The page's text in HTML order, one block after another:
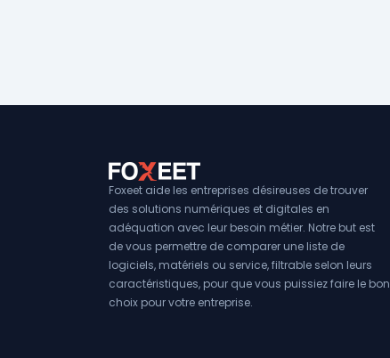
Foxeet aide les entreprises désireuses de trouver
des solutions numériques et digitales en
adéquation avec leur besoin métier. Notre but est
de vous permettre de comparer une liste de
logiciels, matériels ou service, filtrable selon leurs
caractéristiques, pour que vous puissiez faire le bon
choix pour votre entreprise.